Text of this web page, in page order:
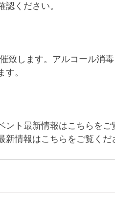
認ください。
致します。アルコール消
。
ント最新情報はこちらを
新情報はこちらをご覧く